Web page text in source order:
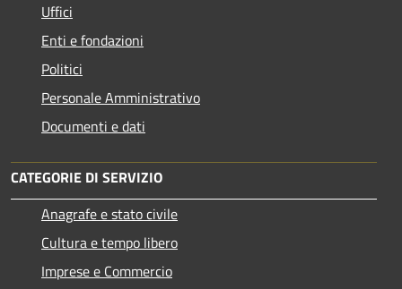
Uffici
Enti e fondazioni
Politici
Personale Amministrativo
Documenti e dati
CATEGORIE DI SERVIZIO
Anagrafe e stato civile
Cultura e tempo libero
Imprese e Commercio